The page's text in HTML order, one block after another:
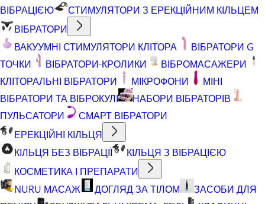
ВІБРАЦІЄЮ
СТИМУЛЯТОРИ З ЕРЕКЦІЙНИМ КІЛЬЦЕМ
ВІБРАТОРИ
ВАКУУМНІ СТИМУЛЯТОРИ КЛІТОРА
ВІБРАТОРИ G
ТОЧКИ
ВІБРАТОРИ-КРОЛИКИ
ВІБРОМАСАЖЕРИ
КЛІТОРАЛЬНІ ВІБРАТОРИ
МІКРОФОНИ
МІНІ
ВІБРАТОРИ ТА ВІБРОКУЛІ
НАБОРИ ВІБРАТОРІВ
ПУЛЬСАТОРИ
СМАРТ ВІБРАТОРИ
ЕРЕКЦІЙНІ КІЛЬЦЯ
КІЛЬЦЯ БЕЗ ВІБРАЦІЇ
КІЛЬЦЯ З ВІБРАЦІЄЮ
КОСМЕТИКА І ПРЕПАРАТИ
NURU МАСАЖ
ДОГЛЯД ЗА ТІЛОМ
ЗАСОБИ ДЛЯ